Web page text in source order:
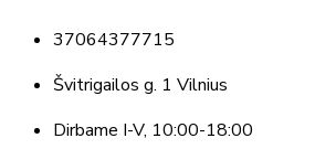
37064377715
Švitrigailos g. 1 Vilnius
Dirbame I-V, 10:00-18:00